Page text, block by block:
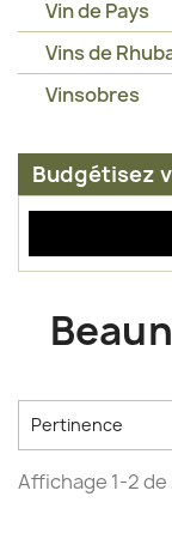
Vin de Pays
Vins de
Vinsobres
Budgétisez
Pertinence
Affichage 1-2